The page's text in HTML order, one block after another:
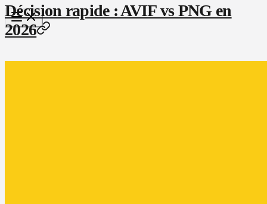
Décision rapide : AVIF vs PNG en
2026